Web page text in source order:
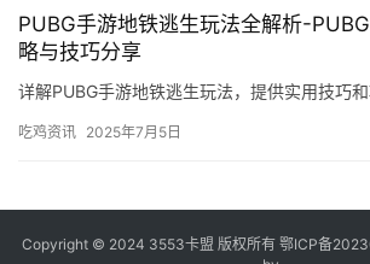
PUBG手游地铁逃生玩法全解析-
略与技巧分享
详解PUBG手游地铁逃生玩法，提供实用技巧和
吃鸡资讯 2025年7月5日
Copyright © 2024 3553卡盟 版权所有 鄂ICP备